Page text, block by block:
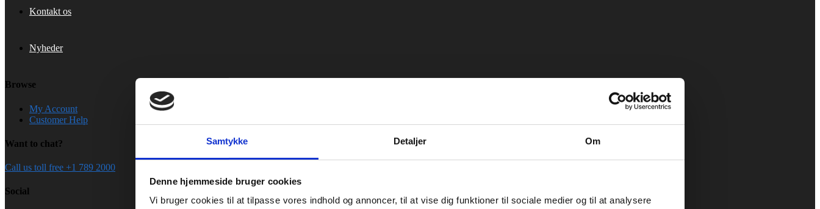
Samtykke Detaljer Om
Denne hjemmeside bruger cookies
Vi bruger cookies til at tilpasse vores indhold og annoncer, til at vise dig funktioner til sociale medier og til at analysere
Kontakt os
Nyheder
Browse
My Account
Customer Help
Want to chat?
Call us toll free +1 789 2000
Social